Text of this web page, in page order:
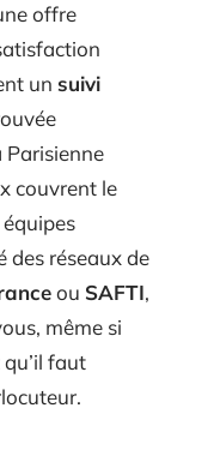
offre
un suivi
Parisienne
couvrent le
des réseaux de
ou SAFTI,
même si
faut